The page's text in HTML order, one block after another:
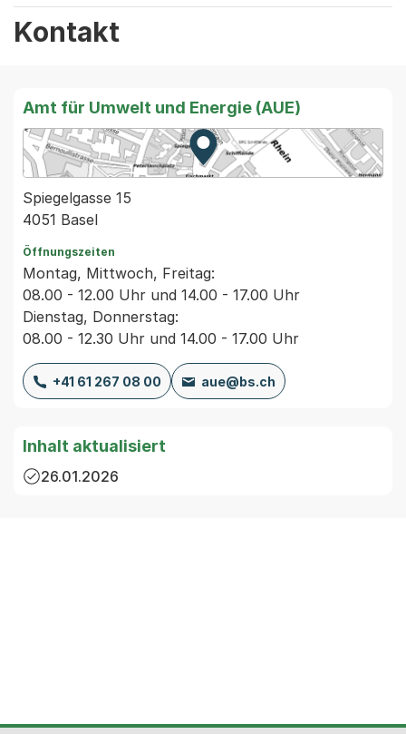
Kontakt
Amt für Umwelt und Energie (AUE)
Zur Karte von MapBS.
Externer Link, wird in einem
Spiegelgasse 15
4051 Basel
Öffnungszeiten
Montag, Mittwoch, Freitag:
08.00 - 12.00 Uhr und 14.00 - 17.00 Uhr
Dienstag, Donnerstag:
08.00 - 12.30 Uhr und 14.00 - 17.00 Uhr
+41 61 267 08 00 aue@bs.ch
Inhalt aktualisiert
26.01.2026